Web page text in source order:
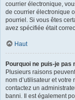
courrier électronique,
de courrier électronique
pourriel. Si vous êtes
avez spécifiée était
Haut
Pourquoi ne puis-je pas
Plusieurs raisons
nom d’utilisateur et votre
contactez un
banni. Il est également